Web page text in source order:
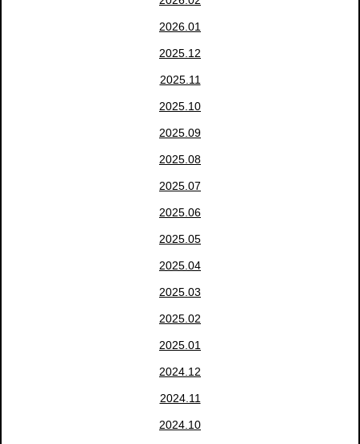
2026.01
2025.12
2025.11
2025.10
2025.09
2025.08
2025.07
2025.06
2025.05
2025.04
2025.03
2025.02
2025.01
2024.12
2024.11
2024.10